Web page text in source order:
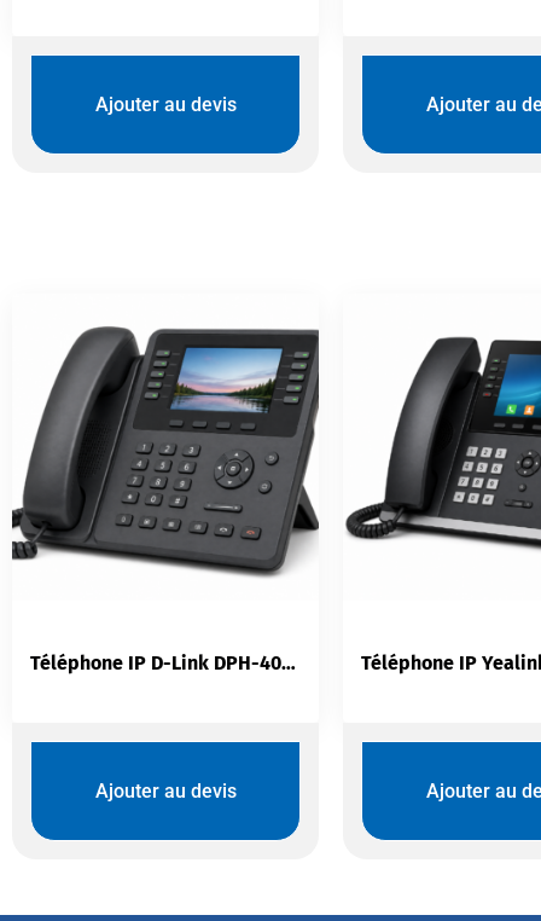
Ajouter au devis Ajouter au
Téléphone IP D-Link DPH-400G/F5 | Multi-Compte SIP Écran Couleur
Ajouter au devis Ajouter au